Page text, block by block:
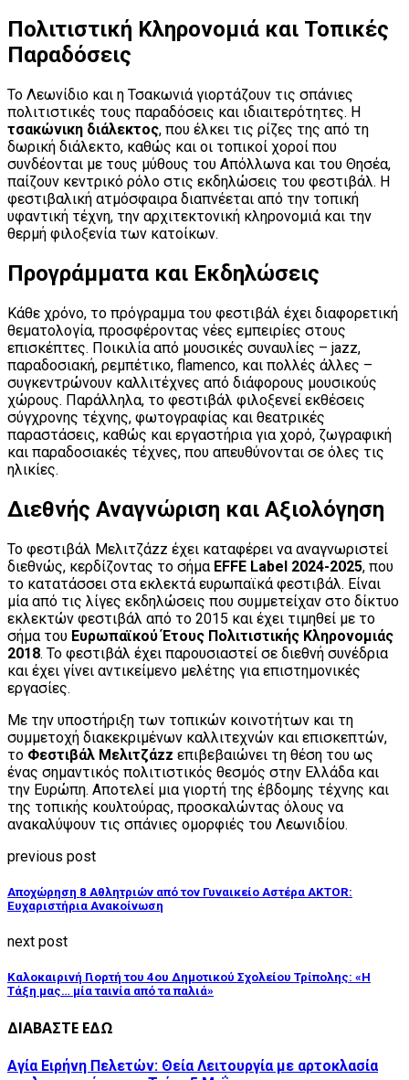
Πολιτιστική Κληρονομιά και Τοπικές
Παραδόσεις
Το Λεωνίδιο και η Τσακωνιά γιορτάζουν τις σπάνιες
πολιτιστικές τους παραδόσεις και ιδιαιτερότητες. Η
τσακώνικη διάλεκτος, που έλκει τις ρίζες της από τη
δωρική διάλεκτο, καθώς και οι τοπικοί χοροί που
συνδέονται με τους μύθους του Απόλλωνα και του Θησέα,
παίζουν κεντρικό ρόλο στις εκδηλώσεις του φεστιβάλ. Η
φεστιβαλική ατμόσφαιρα διαπνέεται από την τοπική
υφαντική τέχνη, την αρχιτεκτονική κληρονομιά και την
θερμή φιλοξενία των κατοίκων.
Προγράμματα και Εκδηλώσεις
Κάθε χρόνο, το πρόγραμμα του φεστιβάλ έχει διαφορετική
θεματολογία, προσφέροντας νέες εμπειρίες στους
επισκέπτες. Ποικιλία από μουσικές συναυλίες – jazz,
παραδοσιακή, ρεμπέτικο, flamenco, και πολλές άλλες –
συγκεντρώνουν καλλιτέχνες από διάφορους μουσικούς
χώρους. Παράλληλα, το φεστιβάλ φιλοξενεί εκθέσεις
σύγχρονης τέχνης, φωτογραφίας και θεατρικές
παραστάσεις, καθώς και εργαστήρια για χορό, ζωγραφική
και παραδοσιακές τέχνες, που απευθύνονται σε όλες τις
ηλικίες.
Διεθνής Αναγνώριση και Αξιολόγηση
Το φεστιβάλ Μελιτζάzz έχει καταφέρει να αναγνωριστεί
διεθνώς, κερδίζοντας το σήμα EFFE Label 2024-2025, που
το κατατάσσει στα εκλεκτά ευρωπαϊκά φεστιβάλ. Είναι
μία από τις λίγες εκδηλώσεις που συμμετείχαν στο δίκτυο
εκλεκτών φεστιβάλ από το 2015 και έχει τιμηθεί με το
σήμα του Ευρωπαϊκού Έτους Πολιτιστικής Κληρονομιάς
2018. Το φεστιβάλ έχει παρουσιαστεί σε διεθνή συνέδρια
και έχει γίνει αντικείμενο μελέτης για επιστημονικές
εργασίες.
Με την υποστήριξη των τοπικών κοινοτήτων και τη
συμμετοχή διακεκριμένων καλλιτεχνών και επισκεπτών,
το Φεστιβάλ Μελιτζάzz επιβεβαιώνει τη θέση του ως
ένας σημαντικός πολιτιστικός θεσμός στην Ελλάδα και
την Ευρώπη. Αποτελεί μια γιορτή της έβδομης τέχνης και
της τοπικής κουλτούρας, προσκαλώντας όλους να
ανακαλύψουν τις σπάνιες ομορφιές του Λεωνιδίου.
previous post
Αποχώρηση 8 Αθλητριών από τον Γυναικείο Αστέρα AKTOR:
Ευχαριστήρια Ανακοίνωση
next post
Καλοκαιρινή Γιορτή του 4ου Δημοτικού Σχολείου Τρίπολης: «Η
Τάξη μας… μία ταινία από τα παλιά»
ΔΙΑΒΑΣΤΕ ΕΔΩ
Αγία Ειρήνη Πελετών: Θεία Λειτουργία με αρτοκλασία